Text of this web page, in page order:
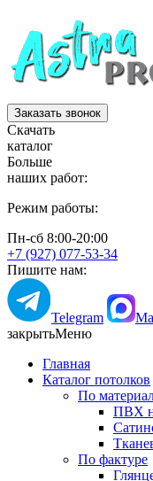
Заказать звонок
Скачать
каталог
Больше
наших работ:
Режим работы:
Пн-сб 8:00-20:00
+7 (927) 077-53-34
Пишите нам:
Telegram
закрытьМеню
Главная
Каталог потолков
По
ПВХ
По фактуре